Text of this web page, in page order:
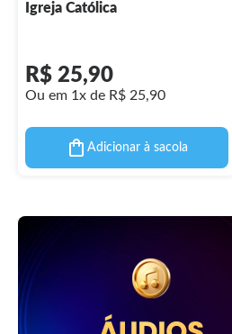
Igreja Católica
R$ 25,90
Ou em 1x de R$ 25,90
Adicionar à sacola